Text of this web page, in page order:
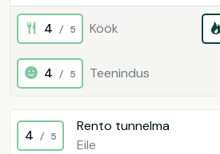
4 / 5 Köök
4 / 5 Teenindus
4 / 5
Rento tunnelma
Eile